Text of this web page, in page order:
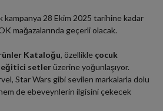
kampanya 28 Ekim 2025 tarihine kadar
mağazalarında geçerli olacak.
Kataloğu, özellikle çocuk
eğitici setlerüzerine yoğunlaşıyor.
Star Wars gibi sevilen markalarla dolu
de ebeveynlerin ilgisini çekecek